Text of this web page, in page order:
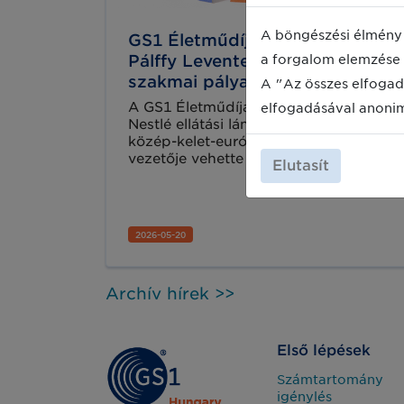
GS1 Életműdíjjal ismerték el
Pálffy Levente kiemelkedő
szakmai pályafutását
A GS1 Életműdíjat Pálffy Levente, a
Nestlé ellátási lánc igazgatója és
közép-kelet-európai vevőellátási
vezetője vehette át.
2026-05-20
Archív hírek >>
Első lépések
Számtartomány
igénylés
A böngészési
a forgalom
A "Az összes
elfogadásával
Elutasít